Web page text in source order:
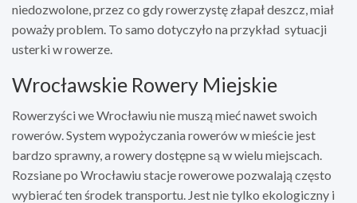
niedozwolone, przez co gdy rowerzystę złapał deszcz, miał
poważy problem. To samo dotyczyło na przykład sytuacji
usterki w rowerze.
Wrocławskie Rowery Miejskie
Rowerzyści we Wrocławiu nie muszą mieć nawet swoich
rowerów. System wypożyczania rowerów w mieście jest
bardzo sprawny, a rowery dostępne są w wielu miejscach.
Rozsiane po Wrocławiu stacje rowerowe pozwalają często
wybierać ten środek transportu. Jest nie tylko ekologiczny i